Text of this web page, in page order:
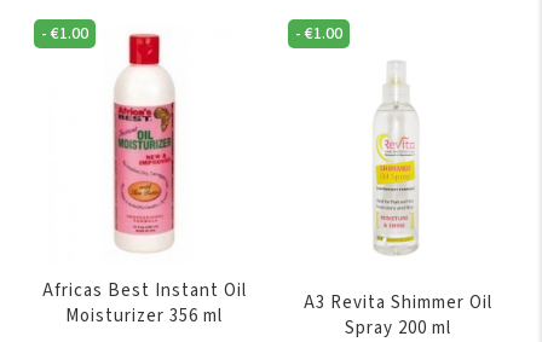
-€1.00
Africas Best Instant Oil
Moisturizer 356 ml
-€1.00
A3 Revita Shimmer Oil
Spray 200 ml